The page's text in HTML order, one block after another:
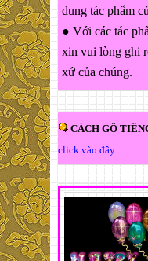
dung tác phẩm
● Với các tác
xin vui lòng ghi
xứ của chúng.
CÁCH GÕ
click vào đây